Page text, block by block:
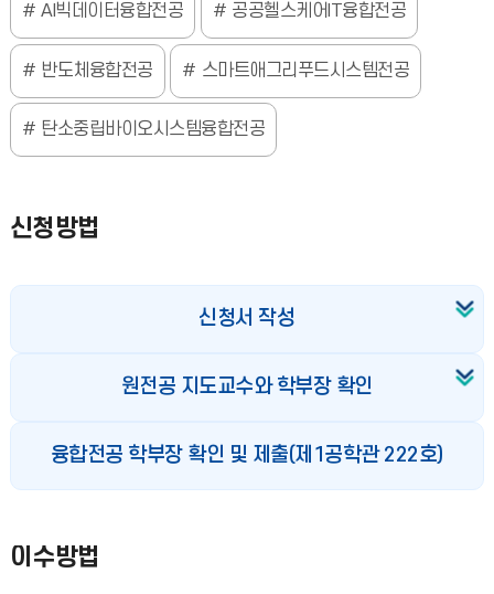
AI빅데이터융합전공 공공헬스케어IT융합전공
반도체융합전공 스마트애그리푸드시스템전공
탄소중립바이오시스템융합전공
신청방법
신청서 작성
원전공 지도교수와 학부장 확인
융합전공 학부장 확인 및 제출(제1공학관 222호)
이수방법